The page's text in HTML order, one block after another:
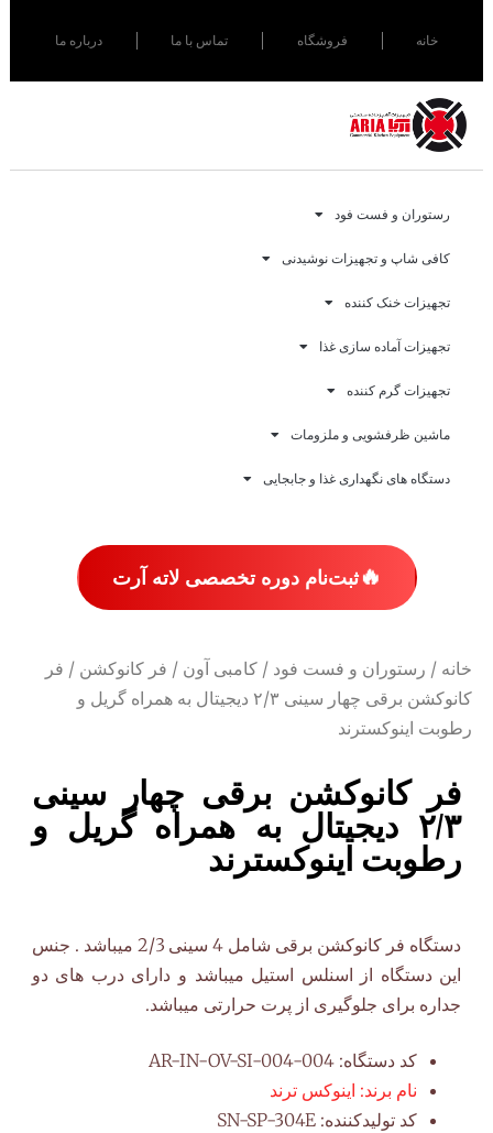
خانه فروشگاه تماس با ما درباره ما
رستوران و فست فود
کافی شاپ و تجهیزات نوشیدنی
تجهیزات خنک کننده
تجهیزات آماده سازی غذا
تجهیزات گرم کننده
ماشین ظرفشویی و ملزومات
دستگاه های نگهداری غذا و جابجایی
🔥ثبت‌نام دوره تخصصی لاته آرت
خانه / رستوران و فست فود / کامبی آون / فر کانوکشن / فر
کانوکشن برقی چهار سینی ۲/۳ دیجیتال به همراه گریل و
رطوبت اینوکسترند
فر کانوکشن برقی چهار سینی
۲/۳ دیجیتال به همراه گریل و
رطوبت اینوکسترند
دستگاه فر کانوکشن برقی شامل 4 سینی 2/3 میباشد . جنس
این دستگاه از اسنلس استیل میباشد و دارای درب های دو
جداره برای جلوگیری از پرت حرارتی میباشد.
کد دستگاه: AR-IN-OV-SI-004-004
نام برند: اینوکس ترند
کد تولیدکننده: SN-SP-304E